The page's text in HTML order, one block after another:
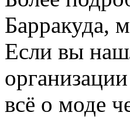
Барракуда,
Если вы
всё о моде